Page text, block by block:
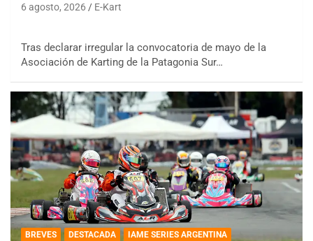
6 agosto, 2026 E-Kart
Tras declarar irregular la convocatoria de mayo de la
Asociación de Karting de la Patagonia Sur…
BREVES DESTACADA
IAME SERIES ARGENTINA